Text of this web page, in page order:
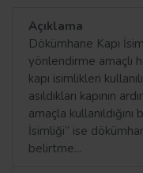
Açıklama
Dökümhane Kapı
yönlendirme amaçlı
kapı isimlikleri
asıldıkları kapının
amaçla
İsimliği’’ ise
belirtme...